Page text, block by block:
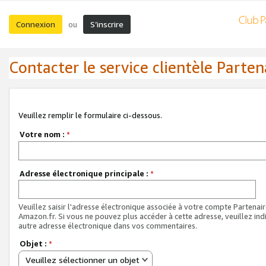
Connexion ou S’inscrire
Contacter le service clientèle
Veuillez remplir le formulaire ci-dessous.
Votre nom : *
Adresse électronique principale : *
Veuillez saisir l'adresse électronique associée à votre compte
Amazon.fr. Si vous ne pouvez plus accéder à cette adresse, veuillez
autre adresse électronique dans vos commentaires.
Objet : *
Veuillez sélectionner un objet